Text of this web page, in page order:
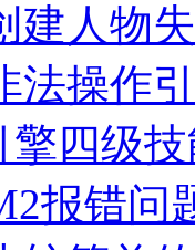
建人物
法操作
擎四级
报错问